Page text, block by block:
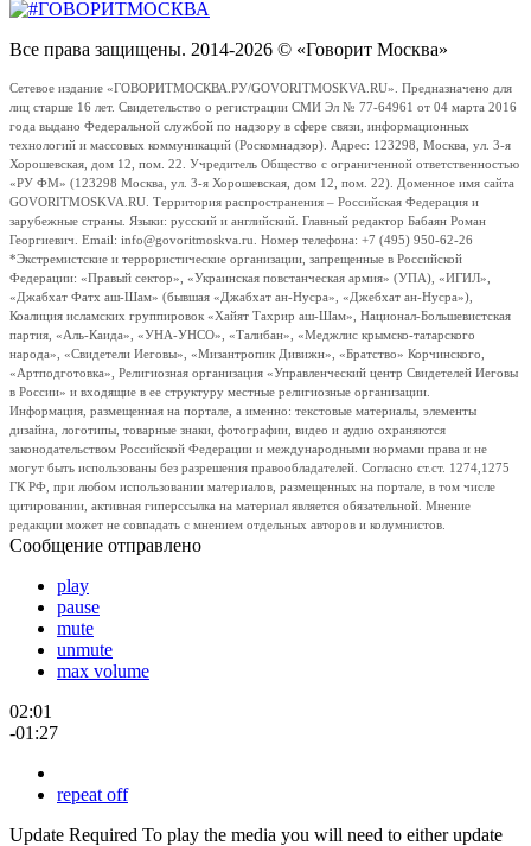
Все права защищены. 2014-2026 © «Говорит Москва»
Сетевое издание «ГОВОРИТМОСКВА.РУ/GOVORITMOSKVA.RU». Предназначено для
лиц старше 16 лет. Свидетельство о регистрации СМИ Эл № 77-64961 от 04 марта 2016
года выдано Федеральной службой по надзору в сфере связи, информационных
технологий и массовых коммуникаций (Роскомнадзор). Адрес: 123298, Москва, ул. 3-я
Хорошевская, дом 12, пом. 22. Учредитель Общество с ограниченной ответственностью
«РУ ФМ» (123298 Москва, ул. 3-я Хорошевская, дом 12, пом. 22). Доменное имя сайта
GOVORITMOSKVA.RU. Территория распространения – Российская Федерация и
зарубежные страны. Языки: русский и английский. Главный редактор Бабаян Роман
Георгиевич. Email: info@govoritmoskva.ru. Номер телефона: +7 (495) 950-62-26
*Экстремистские и террористические организации, запрещенные в Российской
Федерации: «Правый сектор», «Украинская повстанческая армия» (УПА), «ИГИЛ»,
«Джабхат Фатх аш-Шам» (бывшая «Джабхат ан-Нусра», «Джебхат ан-Нусра»),
Коалиция исламских группировок «Хайят Тахрир аш-Шам», Национал-Большевистская
партия, «Аль-Каида», «УНА-УНСО», «Талибан», «Меджлис крымско-татарского
народа», «Свидетели Иеговы», «Мизантропик Дивижн», «Братство» Корчинского,
«Артподготовка», Религиозная организация «Управленческий центр Свидетелей Иеговы
в России» и входящие в ее структуру местные религиозные организации.
Информация, размещенная на портале, а именно: текстовые материалы, элементы
дизайна, логотипы, товарные знаки, фотографии, видео и аудио охраняются
законодательством Российской Федерации и международными нормами права и не
могут быть использованы без разрешения правообладателей. Согласно ст.ст. 1274,1275
ГК РФ, при любом использовании материалов, размещенных на портале, в том числе
цитировании, активная гиперссылка на материал является обязательной. Мнение
редакции может не совпадать с мнением отдельных авторов и колумнистов.
Сообщение отправлено
play
pause
mute
unmute
max volume
02:01
-01:27
repeat off
Update Required To play the media you will need to either update